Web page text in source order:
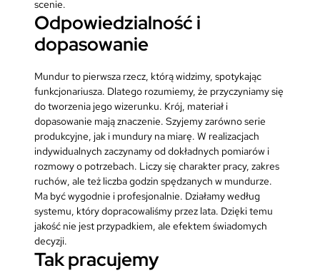
scenie.
Odpowiedzialność i
dopasowanie
Mundur to pierwsza rzecz, którą widzimy, spotykając
funkcjonariusza. Dlatego rozumiemy, że przyczyniamy się
do tworzenia jego wizerunku. Krój, materiał i
dopasowanie mają znaczenie. Szyjemy zarówno serie
produkcyjne, jak i mundury na miarę. W realizacjach
indywidualnych zaczynamy od dokładnych pomiarów i
rozmowy o potrzebach. Liczy się charakter pracy, zakres
ruchów, ale też liczba godzin spędzanych w mundurze.
Ma być wygodnie i profesjonalnie. Działamy według
systemu, który dopracowaliśmy przez lata. Dzięki temu
jakość nie jest przypadkiem, ale efektem świadomych
decyzji.
Tak pracujemy